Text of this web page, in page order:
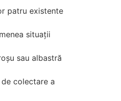
patru existente
situații
sau albastră
colectare a